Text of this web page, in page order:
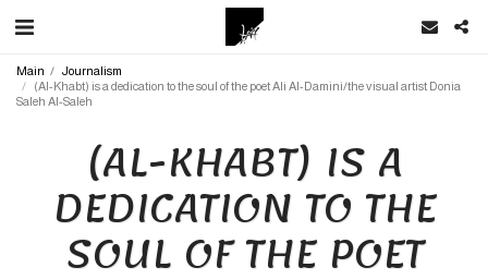
Main
Journalism
(Al-Khabt) is a dedication to the soul of the poet Ali Al-Damini/the visual artist Donia
Saleh Al-Saleh
(AL-KHABT) IS A
DEDICATION TO THE
SOUL OF THE POET